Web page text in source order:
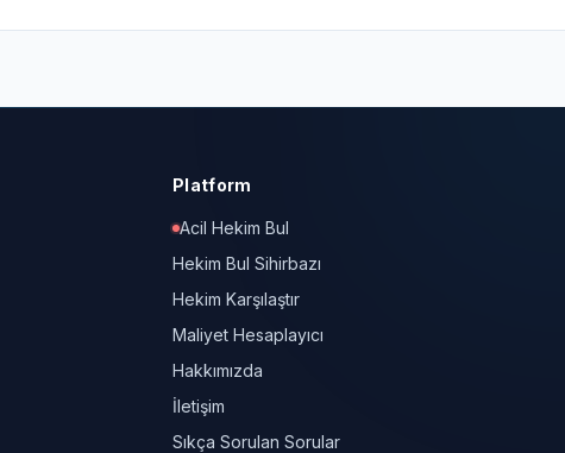
Platform
Acil Hekim Bul
Hekim Bul Sihirbazı
Hekim Karşılaştır
Maliyet Hesaplayıcı
Hakkımızda
İletişim
Sıkça Sorulan Sorular